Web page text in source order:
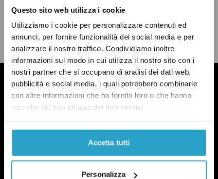
Questo sito web utilizza i cookie
Utilizziamo i cookie per personalizzare contenuti ed
annunci, per fornire funzionalità dei social media e per
analizzare il nostro traffico. Condividiamo inoltre
informazioni sul modo in cui utilizza il nostro sito con i
nostri partner che si occupano di analisi dei dati web,
pubblicità e social media, i quali potrebbero combinarle
con altre informazioni che ha fornito loro o che hanno
raccolto dal suo utilizzo dei loro servizi.
Accetta tutti
Personalizza
CONDIVIDI
facebook
twitterwhatsapp bluesky
LEGGI LA NOSTRA POLITICA DELLE CORREZIONI